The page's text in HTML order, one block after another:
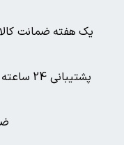
پشتیبانی 24 ساعته
یک هفته ضمانت کالا